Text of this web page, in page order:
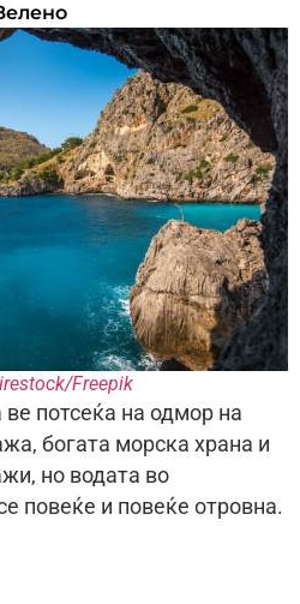
Freepik
потсеќа на одмор на
богата морска храна и
но водата во
повеќе и повеќе отровна.